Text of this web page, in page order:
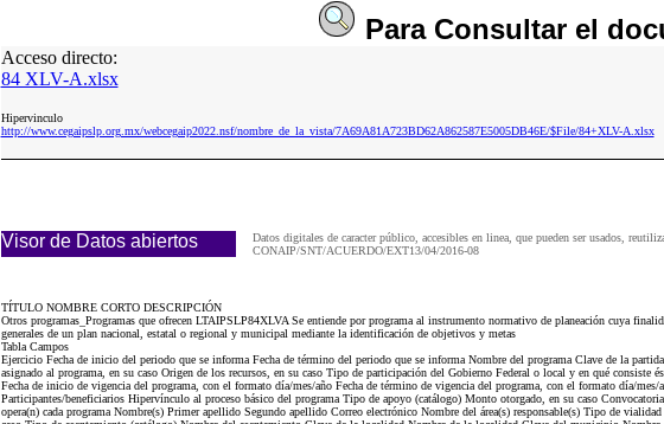
Para Consultar el
Acceso directo:
84 XLV-A.xlsx
Hipervinculo
http://www.cegaipslp.org.mx/webcegaip2022.nsf/nombre_de_la_vista/7A69A81A723BD62A862587E5005DB46E/$File/84+XLV-A.xlsx
Visor de Datos abiertos
Datos digitales de caracter público, accesibles en linea, que pueden ser usados,
CONAIP/SNT/ACUERDO/EXT13/04/2016-08
TÍTULO NOMBRE CORTO DESCRIPCIÓN
Otros programas_Programas que ofrecen LTAIPSLP84XLVA Se entiende por programa al instrumento normativo de planeación cuya
generales de un plan nacional, estatal o regional y municipal mediante la identificación de objetivos y metas
Tabla Campos
Ejercicio Fecha de inicio del periodo que se informa Fecha de término del periodo que se informa Nombre del programa Clave de la
asignado al programa, en su caso Origen de los recursos, en su caso Tipo de participación del Gobierno Federal o local y en qué
Fecha de inicio de vigencia del programa, con el formato día/mes/año Fecha de término de vigencia del programa, con el formato día/mes/
Participantes/beneficiarios Hipervínculo al proceso básico del programa Tipo de apoyo (catálogo) Monto otorgado, en su caso
opera(n) cada programa Nombre(s) Primer apellido Segundo apellido Correo electrónico Nombre del área(s) responsable(s) Tipo de